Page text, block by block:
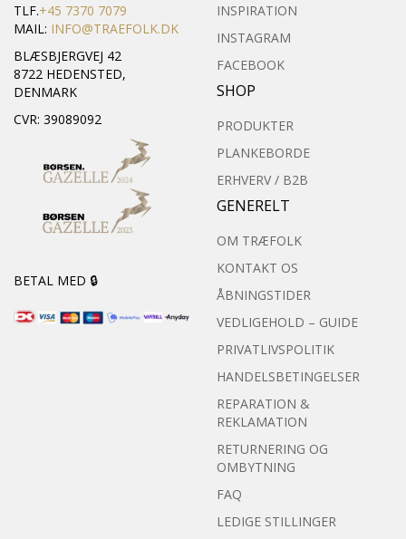
TLF.+45 7370 7079
MAIL: INFO@TRAEFOLK.DK
BLÆSBJERGVEJ 42
8722 HEDENSTED,
DENMARK
CVR: 39089092
BETAL MED 🔒
INSPIRATION
INSTAGRAM
FACEBOOK
SHOP
PRODUKTER
PLANKEBORDE
ERHVERV / B2B
GENERELT
OM TRÆFOLK
KONTAKT OS
ÅBNINGSTIDER
VEDLIGEHOLD – GUIDE
PRIVATLIVSPOLITIK
HANDELSBETINGELSER
REPARATION &
REKLAMATION
RETURNERING OG
OMBYTNING
FAQ
LEDIGE STILLINGER